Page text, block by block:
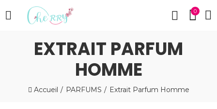
0
EXTRAIT PARFUM
HOMME
Accueil PARFUMS Extrait Parfum Homme